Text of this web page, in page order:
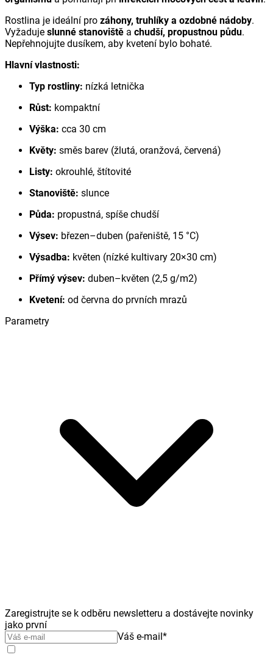
Rostlina je ideální pro záhony, truhlíky a ozdobné nádoby.
Vyžaduje slunné stanoviště a chudší, propustnou půdu.
Nepřehnojujte dusíkem, aby kvetení bylo bohaté.
Hlavní vlastnosti:
Typ rostliny: nízká letnička
Růst: kompaktní
Výška: cca 30 cm
Květy: směs barev (žlutá, oranžová, červená)
Listy: okrouhlé, štítovité
Stanoviště: slunce
Půda: propustná, spíše chudší
Výsev: březen–duben (pařeniště, 15 °C)
Výsadba: květen (nízké kultivary 20×30 cm)
Přímý výsev: duben–květen (2,5 g/m2)
Kvetení: od června do prvních mrazů
Parametry
Zaregistrujte se k odběru newsletteru a dostávejte novinky
jako první
Váš e-mail*